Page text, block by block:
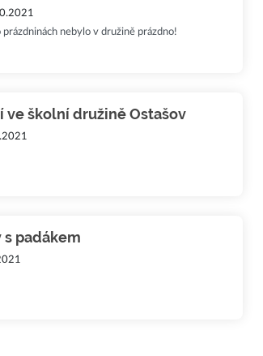
prázdninách nebylo v družině prázdno!
ve školní družině Ostašov
s padákem